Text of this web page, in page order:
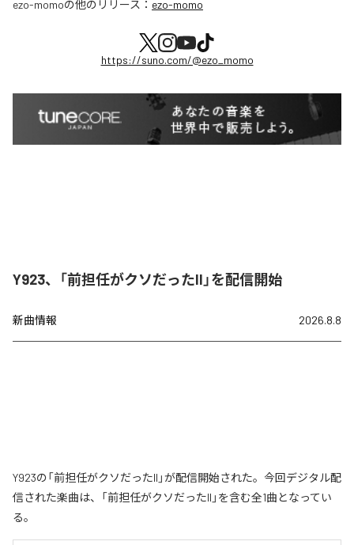
ezo-momoの他のリリース： ezo-momo
https://suno.com/@ezo_momo
Y923、「前担任がクソだったII」を配信開始
新曲情報 2026.8.8
Y923の「前担任がクソだったII」が配信開始された。今回デジタル配
信された楽曲は、「前担任がクソだったII」を含む全1曲となってい
る。